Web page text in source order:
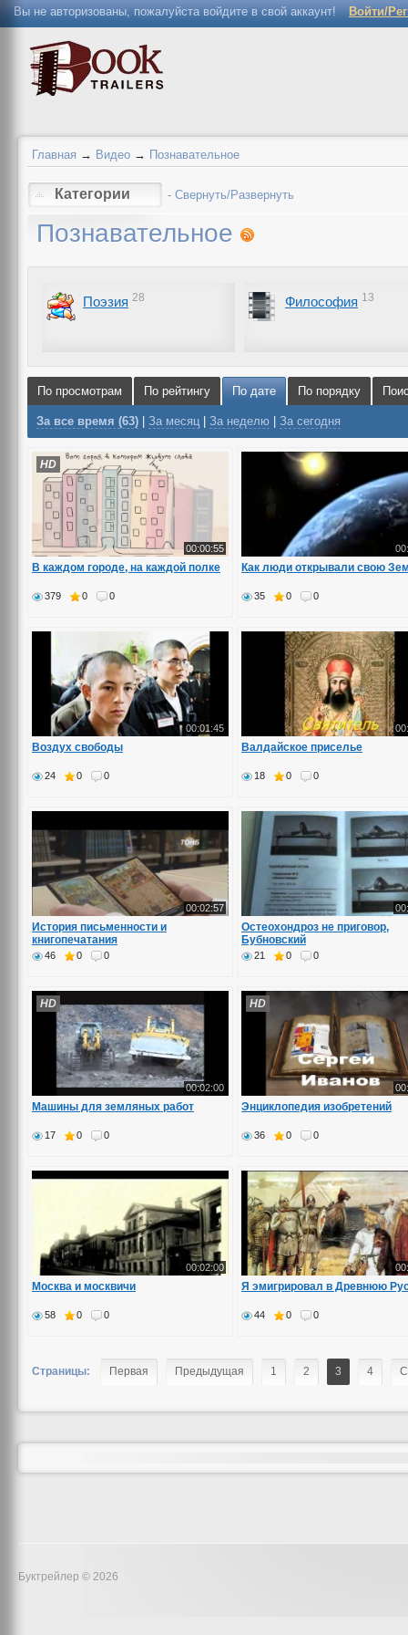
Вы не авторизованы, пожалуйста войдите в свой аккаунт! Войти/
Главная → Видео → Познавательное
Категории - Свернуть/Развернуть
Познавательное
Поэзия 28 Философия 13
По просмотрам По рейтингу По дате По порядку
За все время (63) За месяц За неделю За сегодня
00:00:55
HD
В каждом городе, на каждой полке
379 0 0
Как люди открывали свою
35 0 0
00:01:45
Воздух свободы
24 0 0
Валдайское приселье
18 0 0
00:02:57
История письменности и
книгопечатания
46 0 0
Остеохондроз не приговор,
Бубновский
21 0 0
00:02:00
HD
Машины для земляных работ
17 0 0
HD
Энциклопедия изобретений
36 0 0
00:02:00
Москва и москвичи
58 0 0
Я эмигрировал в Древнюю
44 0 0
Страницы: Первая Предыдущая 1 2 3 4
Буктрейлер © 2026